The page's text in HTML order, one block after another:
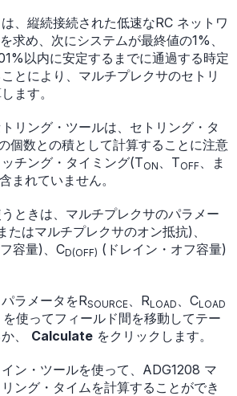
、縦続接続された低速なRC ネットワ
求め、次にシステムが最終値の1%、
以内に安定するまでに通過する時定
とにより、マルチプレクサのセトリ
ます。
リング・ツールは、セトリング・タ
個数との積として計算することに注意
チング・タイミング(TON 、TOFF 、ま
まれていません。
ときは、マルチプレクサのパラメー
たはマルチプレクサのオン抵抗)、
容量)、CD(OFF) (ドレイン・オフ容量)
ラメータをRSOURCE、RLOAD 、CLOAD
使ってフィールド間を移動してテー
、 Calculate をクリックします。
ン・ツールを使って、ADG1208 マ
ング・タイムを計算することができ